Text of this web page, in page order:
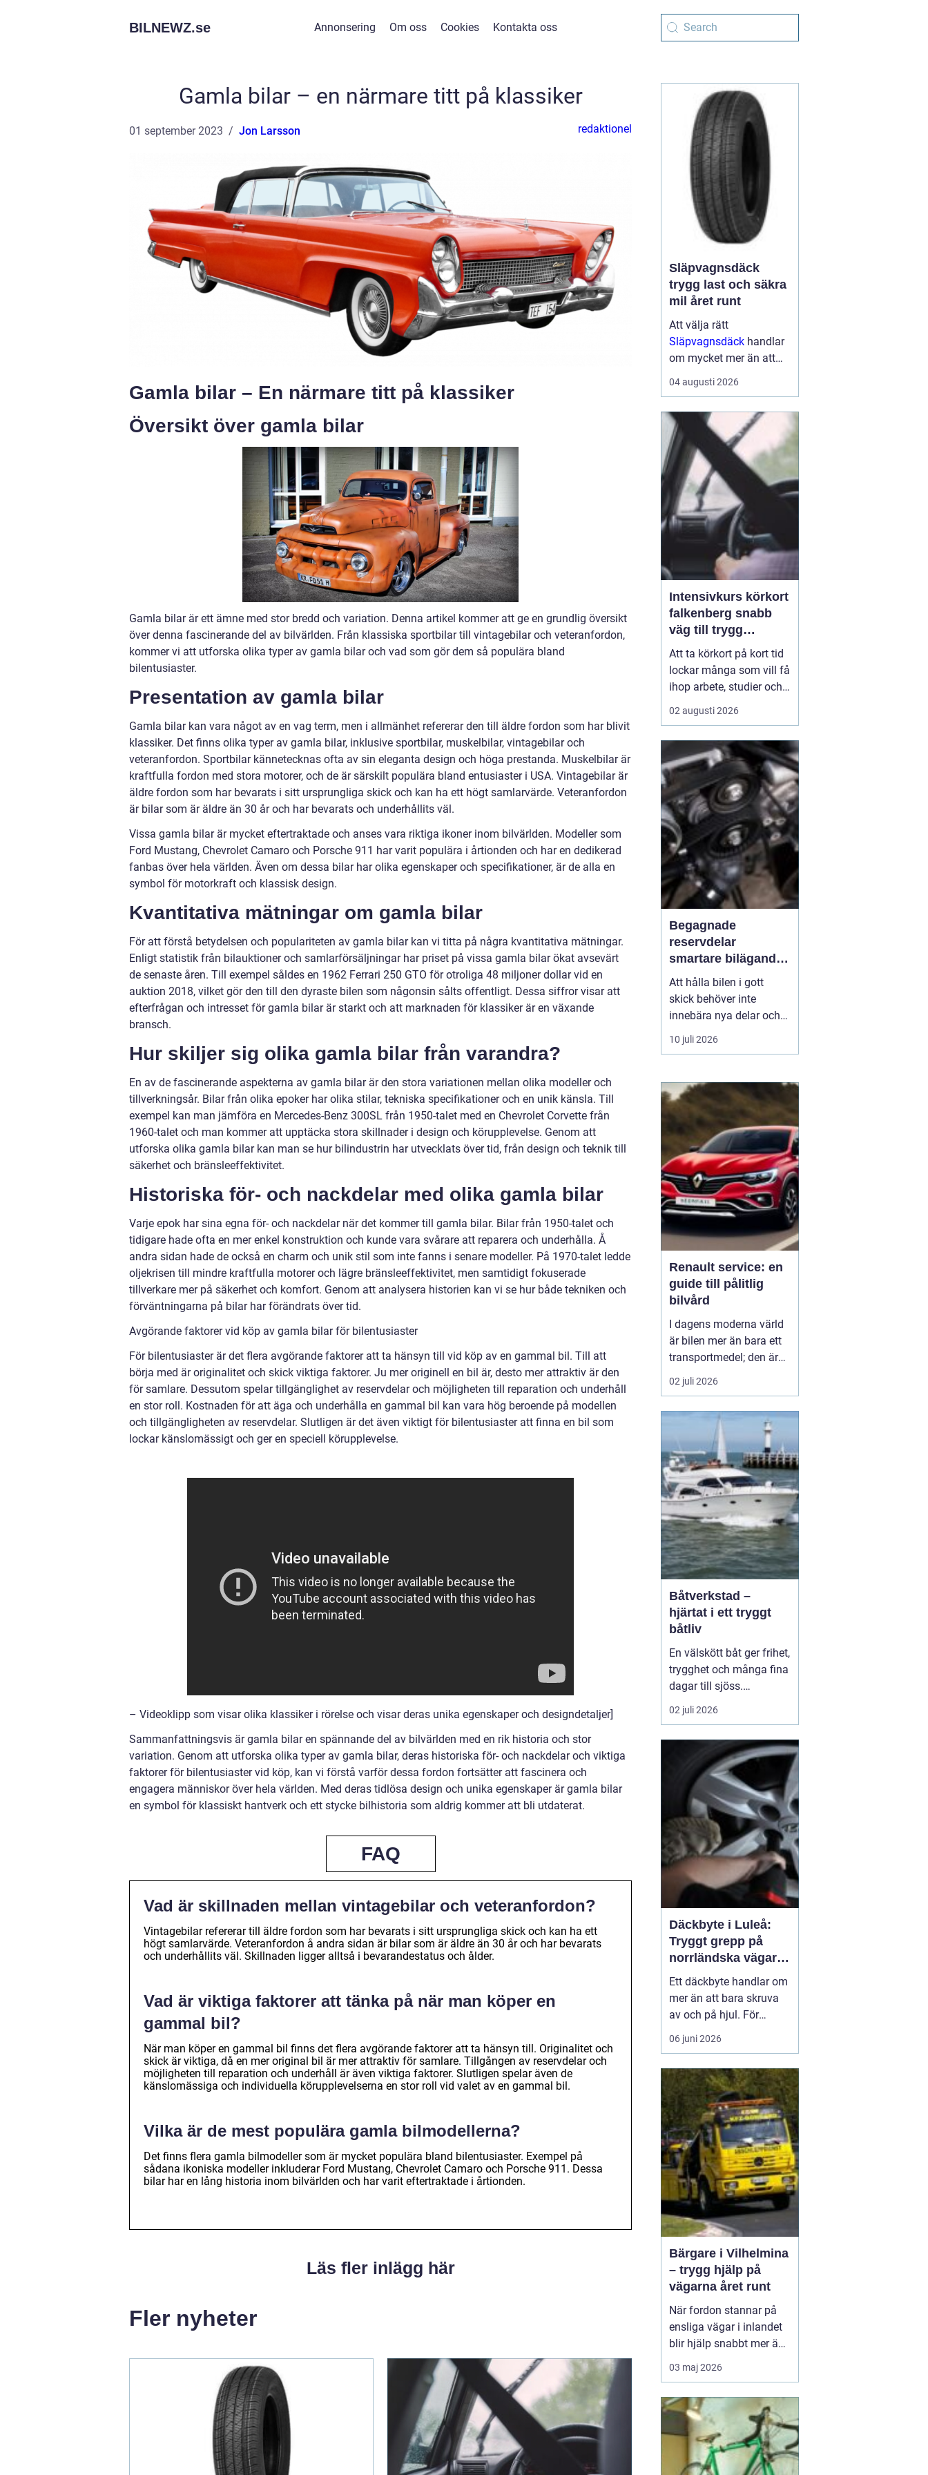
BILNEWZ.se Annonsering Om oss Cookies Kontakta oss
Gamla bilar – en närmare titt på klassiker
01 september 2023 Jon Larsson redaktionel
Gamla bilar – En närmare titt på klassiker
Översikt över gamla bilar
Gamla bilar är ett ämne med stor bredd och variation. Denna artikel kommer att ge en grundlig översikt
över denna fascinerande del av bilvärlden. Från klassiska sportbilar till vintagebilar och veteranfordon,
kommer vi att utforska olika typer av gamla bilar och vad som gör dem så populära bland
bilentusiaster.
Presentation av gamla bilar
Gamla bilar kan vara något av en vag term, men i allmänhet refererar den till äldre fordon som har blivit
klassiker. Det finns olika typer av gamla bilar, inklusive sportbilar, muskelbilar, vintagebilar och
veteranfordon. Sportbilar kännetecknas ofta av sin eleganta design och höga prestanda. Muskelbilar är
kraftfulla fordon med stora motorer, och de är särskilt populära bland entusiaster i USA. Vintagebilar är
äldre fordon som har bevarats i sitt ursprungliga skick och kan ha ett högt samlarvärde. Veteranfordon
är bilar som är äldre än 30 år och har bevarats och underhållits väl.
Vissa gamla bilar är mycket eftertraktade och anses vara riktiga ikoner inom bilvärlden. Modeller som
Ford Mustang, Chevrolet Camaro och Porsche 911 har varit populära i årtionden och har en dedikerad
fanbas över hela världen. Även om dessa bilar har olika egenskaper och specifikationer, är de alla en
symbol för motorkraft och klassisk design.
Kvantitativa mätningar om gamla bilar
För att förstå betydelsen och populariteten av gamla bilar kan vi titta på några kvantitativa mätningar.
Enligt statistik från bilauktioner och samlarförsäljningar har priset på vissa gamla bilar ökat avsevärt
de senaste åren. Till exempel såldes en 1962 Ferrari 250 GTO för otroliga 48 miljoner dollar vid en
auktion 2018, vilket gör den till den dyraste bilen som någonsin sålts offentligt. Dessa siffror visar att
efterfrågan och intresset för gamla bilar är starkt och att marknaden för klassiker är en växande
bransch.
Hur skiljer sig olika gamla bilar från varandra?
En av de fascinerande aspekterna av gamla bilar är den stora variationen mellan olika modeller och
tillverkningsår. Bilar från olika epoker har olika stilar, tekniska specifikationer och en unik känsla. Till
exempel kan man jämföra en Mercedes-Benz 300SL från 1950-talet med en Chevrolet Corvette från
1960-talet och man kommer att upptäcka stora skillnader i design och körupplevelse. Genom att
utforska olika gamla bilar kan man se hur bilindustrin har utvecklats över tid, från design och teknik till
säkerhet och bränsleeffektivitet.
Historiska för- och nackdelar med olika gamla bilar
Varje epok har sina egna för- och nackdelar när det kommer till gamla bilar. Bilar från 1950-talet och
tidigare hade ofta en mer enkel konstruktion och kunde vara svårare att reparera och underhålla. Å
andra sidan hade de också en charm och unik stil som inte fanns i senare modeller. På 1970-talet ledde
oljekrisen till mindre kraftfulla motorer och lägre bränsleeffektivitet, men samtidigt fokuserade
tillverkare mer på säkerhet och komfort. Genom att analysera historien kan vi se hur både tekniken och
förväntningarna på bilar har förändrats över tid.
Avgörande faktorer vid köp av gamla bilar för bilentusiaster
För bilentusiaster är det flera avgörande faktorer att ta hänsyn till vid köp av en gammal bil. Till att
börja med är originalitet och skick viktiga faktorer. Ju mer originell en bil är, desto mer attraktiv är den
för samlare. Dessutom spelar tillgänglighet av reservdelar och möjligheten till reparation och underhåll
en stor roll. Kostnaden för att äga och underhålla en gammal bil kan vara hög beroende på modellen
och tillgängligheten av reservdelar. Slutligen är det även viktigt för bilentusiaster att finna en bil som
lockar känslomässigt och ger en speciell körupplevelse.
– Videoklipp som visar olika klassiker i rörelse och visar deras unika egenskaper och designdetaljer]
Sammanfattningsvis är gamla bilar en spännande del av bilvärlden med en rik historia och stor
variation. Genom att utforska olika typer av gamla bilar, deras historiska för- och nackdelar och viktiga
faktorer för bilentusiaster vid köp, kan vi förstå varför dessa fordon fortsätter att fascinera och
engagera människor över hela världen. Med deras tidlösa design och unika egenskaper är gamla bilar
en symbol för klassiskt hantverk och ett stycke bilhistoria som aldrig kommer att bli utdaterat.
FAQ
Vad är skillnaden mellan vintagebilar och veteranfordon?
Vintagebilar refererar till äldre fordon som har bevarats i sitt ursprungliga skick och kan ha ett
högt samlarvärde. Veteranfordon å andra sidan är bilar som är äldre än 30 år och har bevarats
och underhållits väl. Skillnaden ligger alltså i bevarandestatus och ålder.
Vad är viktiga faktorer att tänka på när man köper en
gammal bil?
När man köper en gammal bil finns det flera avgörande faktorer att ta hänsyn till. Originalitet och
skick är viktiga, då en mer original bil är mer attraktiv för samlare. Tillgången av reservdelar och
möjligheten till reparation och underhåll är även viktiga faktorer. Slutligen spelar även de
känslomässiga och individuella körupplevelserna en stor roll vid valet av en gammal bil.
Vilka är de mest populära gamla bilmodellerna?
Det finns flera gamla bilmodeller som är mycket populära bland bilentusiaster. Exempel på
sådana ikoniska modeller inkluderar Ford Mustang, Chevrolet Camaro och Porsche 911. Dessa
bilar har en lång historia inom bilvärlden och har varit eftertraktade i årtionden.
Läs fler inlägg här
Fler nyheter
Släpvagnsdäck
trygg last och säkra
mil året runt
Att välja rätt
Släpvagnsdäck handlar
om mycket mer än att
bara hitta rätt
dimension. Däckens
påverkar både
bromssträcka, stabilitet,
köregenskaper och i
förlängningen säkerhe...
04 augusti 2026
Intensivkurs körkort
falkenberg snabb
väg till trygg
körning
Att ta körkort på kort tid
lockar många som vill få
ihop arbete, studier och
vardag utan att dra ut på
processen i flera
intensivkurs körkort
Falkenberg geren tydlig
struktur,...
02 augusti 2026
Begagnade
reservdelar
smartare bilägande
för plånbok och
miljö
Att hålla bilen i gott
skick behöver inte
innebära nya delar och
höga kostnader. Allt fler
bilägare ser
reservdelarbåde
ekonomiskt och ur
miljösynpunkt. Genom
att vä...
10 juli 2026
Renault service: en
guide till pålitlig
bilvård
I dagens moderna värld
är bilen mer än bara ett
transportmedel; den är
en viktig del av vårt
dagliga liv och ofta en
bilen i toppskick är
därför avgörande för att
både förlänga dess
livslängd och behålla ett
högt andrahand...
02 juli 2026
Båtverkstad –
hjärtat i ett tryggt
båtliv
En välskött båt ger frihet,
trygghet och många fina
dagar till sjöss.
Samtidigt kräver ett
säkert båtliv mer än bara
snabb avspolning efter
säsongen. För mån...
02 juli 2026
Däckbyte i Luleå:
Tryggt grepp på
norrländska vägar
året runt
Ett däckbyte handlar om
mer än att bara skruva
av och på hjul. För
bilägare i Luleå är rätt
däck, monterade på rätt
en avgörande
säkerhetsfr&ari...
06 juni 2026
Bärgare i Vilhelmina
– trygg hjälp på
vägarna året runt
När fordon stannar på
ensliga vägar i inlandet
blir hjälp snabbt mer än
bara bekvämlighet det
handlar om trygghet. I
spelar bärgning och
vägassistans en central
roll för både b...
03 maj 2026